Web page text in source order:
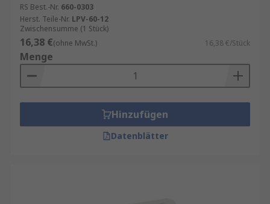
RS Best.-Nr. 660-0303
Herst. Teile-Nr. LPV-60-12
Zwischensumme (1 Stück)
16,38 €(ohne MwSt.) 16,38 €/Stück
Menge
Hinzufügen
Datenblätter